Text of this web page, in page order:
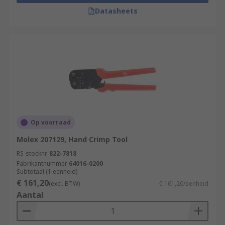
Datasheets
Op voorraad
Molex 207129, Hand Crimp Tool
RS-stocknr. 822-7818
Fabrikantnummer 64016-0200
Subtotaal (1 eenheid)
€ 161,20(excl. BTW) € 161,20/eenheid
Aantal